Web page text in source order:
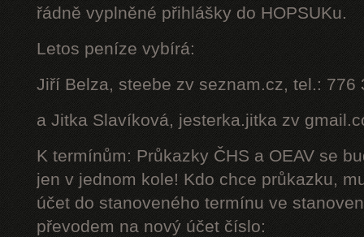
řádně vyplněné přihlášky do HOPSUKu.
Letos peníze vybírá:
Jiří Belza, steebe zv seznam.cz, tel.: 776
a Jitka Slavíková, jesterka.jitka zv
K termínům: Průkazky ČHS a OEAV se
jen v jednom kole! Kdo chce průkazku,
účet do stanoveného termínu ve
převodem na nový účet číslo: